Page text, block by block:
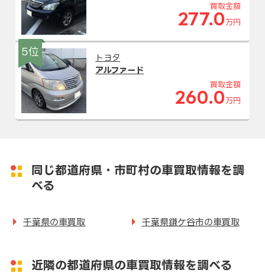
買取金額
277.0 万円
5位
トヨタ
アルファード
買取金額
260.0 万円
同じ都道府県・市町村の車買取情報を調
べる
千葉県の車買取 千葉県鎌ケ谷市の車買取
近隣の都道府県の車買取情報を調べる